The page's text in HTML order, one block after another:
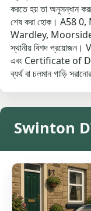
করতে হয় তা অনুসন্ধান
শেষ করা হোক। A58
Wardley, Moorside
স্থানীয় বিশদ
এবং Certificate of
ব্যর্থ বা চলমান গাড়ি
Swinton